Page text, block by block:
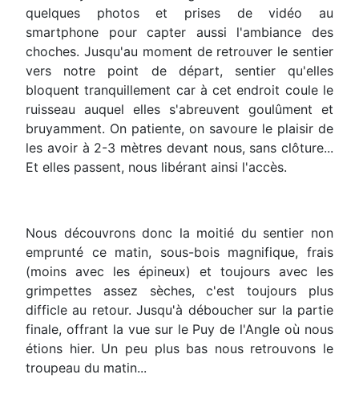
quelques photos et prises de vidéo au
smartphone pour capter aussi l'ambiance des
choches. Jusqu'au moment de retrouver le sentier
vers notre point de départ, sentier qu'elles
bloquent tranquillement car à cet endroit coule le
ruisseau auquel elles s'abreuvent goulûment et
bruyamment. On patiente, on savoure le plaisir de
les avoir à 2-3 mètres devant nous, sans clôture...
Et elles passent, nous libérant ainsi l'accès.
Nous découvrons donc la moitié du sentier non
emprunté ce matin, sous-bois magnifique, frais
(moins avec les épineux) et toujours avec les
grimpettes assez sèches, c'est toujours plus
difficle au retour. Jusqu'à déboucher sur la partie
finale, offrant la vue sur le Puy de l'Angle où nous
étions hier. Un peu plus bas nous retrouvons le
troupeau du matin...